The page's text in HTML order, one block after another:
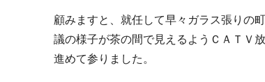
顧みますと、就任して早々ガラス張りの
議の様子が茶の間で見えるようＣＡＴＶ
進めて参りました。